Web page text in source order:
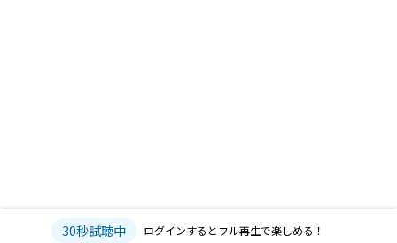
30秒試聴中 ログインするとフル再生で楽しめる！